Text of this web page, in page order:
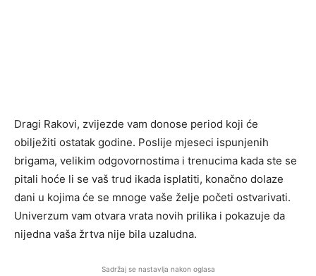
Dragi Rakovi, zvijezde vam donose period koji će
obilježiti ostatak godine. Poslije mjeseci ispunjenih
brigama, velikim odgovornostima i trenucima kada ste se
pitali hoće li se vaš trud ikada isplatiti, konačno dolaze
dani u kojima će se mnoge vaše želje početi ostvarivati.
Univerzum vam otvara vrata novih prilika i pokazuje da
nijedna vaša žrtva nije bila uzaludna.
Sadržaj se nastavlja nakon oglasa